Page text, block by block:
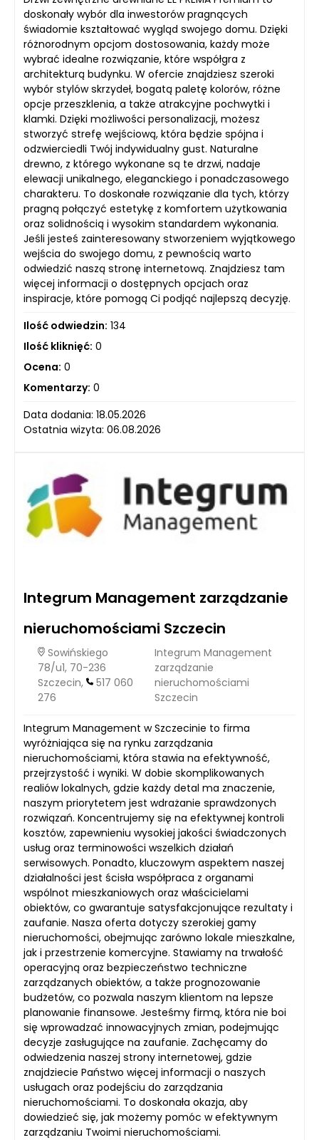
doskonały wybór dla inwestorów pragnących
świadomie kształtować wygląd swojego domu. Dzięki
różnorodnym opcjom dostosowania, każdy może
wybrać idealne rozwiązanie, które współgra z
architekturą budynku. W ofercie znajdziesz szeroki
wybór stylów skrzydeł, bogatą paletę kolorów, różne
opcje przeszklenia, a także atrakcyjne pochwytki i
klamki. Dzięki możliwości personalizacji, możesz
stworzyć strefę wejściową, która będzie spójna i
odzwierciedli Twój indywidualny gust. Naturalne
drewno, z którego wykonane są te drzwi, nadaje
elewacji unikalnego, eleganckiego i ponadczasowego
charakteru. To doskonałe rozwiązanie dla tych, którzy
pragną połączyć estetykę z komfortem użytkowania
oraz solidnością i wysokim standardem wykonania.
Jeśli jesteś zainteresowany stworzeniem wyjątkowego
wejścia do swojego domu, z pewnością warto
odwiedzić naszą stronę internetową. Znajdziesz tam
więcej informacji o dostępnych opcjach oraz
inspiracje, które pomogą Ci podjąć najlepszą decyzję.
Ilość odwiedzin: 134
Ilość kliknięć: 0
Ocena: 0
Komentarzy: 0
Data dodania: 18.05.2026
Ostatnia wizyta: 06.08.2026
Integrum Management zarządzanie
nieruchomościami Szczecin
Sowińskiego
78/u1, 70-236
Szczecin,
517 060
276
Integrum Management
zarządzanie
nieruchomościami
Szczecin
Integrum Management w Szczecinie to firma
wyróżniająca się na rynku zarządzania
nieruchomościami, która stawia na efektywność,
przejrzystość i wyniki. W dobie skomplikowanych
realiów lokalnych, gdzie każdy detal ma znaczenie,
naszym priorytetem jest wdrażanie sprawdzonych
rozwiązań. Koncentrujemy się na efektywnej kontroli
kosztów, zapewnieniu wysokiej jakości świadczonych
usług oraz terminowości wszelkich działań
serwisowych. Ponadto, kluczowym aspektem naszej
działalności jest ścisła współpraca z organami
wspólnot mieszkaniowych oraz właścicielami
obiektów, co gwarantuje satysfakcjonujące rezultaty i
zaufanie. Nasza oferta dotyczy szerokiej gamy
nieruchomości, obejmując zarówno lokale mieszkalne,
jak i przestrzenie komercyjne. Stawiamy na trwałość
operacyjną oraz bezpieczeństwo techniczne
zarządzanych obiektów, a także prognozowanie
budżetów, co pozwala naszym klientom na lepsze
planowanie finansowe. Jesteśmy firmą, która nie boi
się wprowadzać innowacyjnych zmian, podejmując
decyzje zasługujące na zaufanie. Zachęcamy do
odwiedzenia naszej strony internetowej, gdzie
znajdziecie Państwo więcej informacji o naszych
usługach oraz podejściu do zarządzania
nieruchomościami. To doskonała okazja, aby
dowiedzieć się, jak możemy pomóc w efektywnym
zarządzaniu Twoimi nieruchomościami.